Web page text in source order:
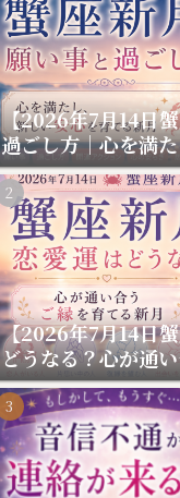
【2026年7月14日
過ごし方｜心を満
育てる新月
【2026年7月14日
どうなる？心が通
月